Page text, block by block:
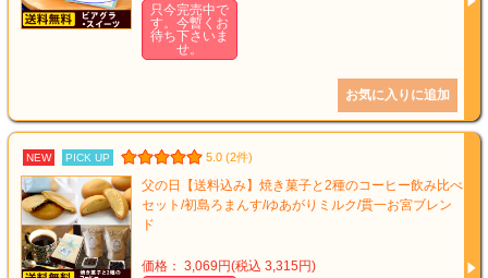
只今完売中で
す。今暫くお
待ち下さいま
せ。
NEW PICK UP 5.0 (2件)
父の日【送料込み】焼き菓子と2種のコーヒー飲み比べ
セット/初島ろまんす/ゆあがりミルク/貫一お宮ブレン
ド
価格： 3,069円(税込 3,315円)